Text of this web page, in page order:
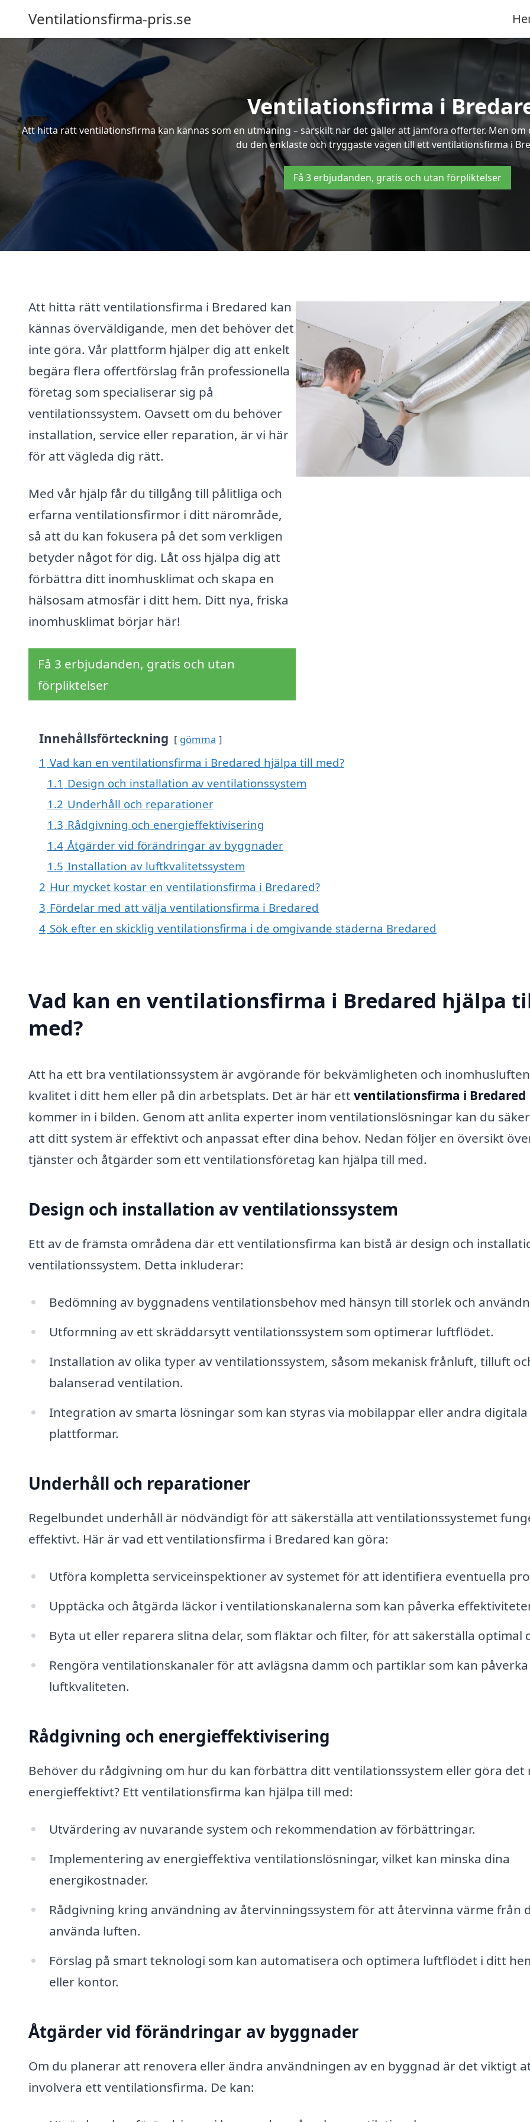
Ventilationsfirma-pris.se
Ventilationsfirma i
Att hitta rätt ventilationsfirma kan kännas som en utmaning – särskilt när det gäller att jämföra offerter. Men
du den enklaste och tryggaste vägen till ett ventilationsfirma i
Få 3 erbjudanden, gratis och utan förpliktelser
Att hitta rätt ventilationsfirma i Bredared kan
kännas överväldigande, men det behöver det
inte göra. Vår plattform hjälper dig att enkelt
begära flera offertförslag från professionella
företag som specialiserar sig på
ventilationssystem. Oavsett om du behöver
installation, service eller reparation, är vi här
för att vägleda dig rätt.
Med vår hjälp får du tillgång till pålitliga och
erfarna ventilationsfirmor i ditt närområde,
så att du kan fokusera på det som verkligen
betyder något för dig. Låt oss hjälpa dig att
förbättra ditt inomhusklimat och skapa en
hälsosam atmosfär i ditt hem. Ditt nya, friska
inomhusklimat börjar här!
Få 3 erbjudanden, gratis och utan
förpliktelser
Innehållsförteckning gömma
1 Vad kan en ventilationsfirma i Bredared hjälpa till med?
1.1 Design och installation av ventilationssystem
1.2 Underhåll och reparationer
1.3 Rådgivning och energieffektivisering
1.4 Åtgärder vid förändringar av byggnader
1.5 Installation av luftkvalitetssystem
2 Hur mycket kostar en ventilationsfirma i Bredared?
3 Fördelar med att välja ventilationsfirma i Bredared
4 Sök efter en skicklig ventilationsfirma i de omgivande städerna Bredared
Vad kan en ventilationsfirma i Bredared hjälpa
med?
Att ha ett bra ventilationssystem är avgörande för bekvämligheten och
kvalitet i ditt hem eller på din arbetsplats. Det är här ett ventilationsfirma i Bredared
kommer in i bilden. Genom att anlita experter inom ventilationslösningar kan du
att ditt system är effektivt och anpassat efter dina behov. Nedan följer en översikt
tjänster och åtgärder som ett ventilationsföretag kan hjälpa till med.
Design och installation av ventilationssystem
Ett av de främsta områdena där ett ventilationsfirma kan bistå är design och
ventilationssystem. Detta inkluderar:
Bedömning av byggnadens ventilationsbehov med hänsyn till storlek och
Utformning av ett skräddarsytt ventilationssystem som optimerar luftflödet.
Installation av olika typer av ventilationssystem, såsom mekanisk frånluft, tilluft
balanserad ventilation.
Integration av smarta lösningar som kan styras via mobilappar eller andra digitala
plattformar.
Underhåll och reparationer
Regelbundet underhåll är nödvändigt för att säkerställa att ventilationssystemet
effektivt. Här är vad ett ventilationsfirma i Bredared kan göra:
Utföra kompletta serviceinspektioner av systemet för att identifiera eventuella
Upptäcka och åtgärda läckor i ventilationskanalerna som kan påverka
Byta ut eller reparera slitna delar, som fläktar och filter, för att säkerställa optimal
Rengöra ventilationskanaler för att avlägsna damm och partiklar som kan påverka
luftkvaliteten.
Rådgivning och energieffektivisering
Behöver du rådgivning om hur du kan förbättra ditt ventilationssystem eller göra det
energieffektivt? Ett ventilationsfirma kan hjälpa till med:
Utvärdering av nuvarande system och rekommendation av förbättringar.
Implementering av energieffektiva ventilationslösningar, vilket kan minska dina
energikostnader.
Rådgivning kring användning av återvinningssystem för att återvinna värme från
använda luften.
Förslag på smart teknologi som kan automatisera och optimera luftflödet i ditt
eller kontor.
Åtgärder vid förändringar av byggnader
Om du planerar att renovera eller ändra användningen av en byggnad är det viktigt
involvera ett ventilationsfirma. De kan: